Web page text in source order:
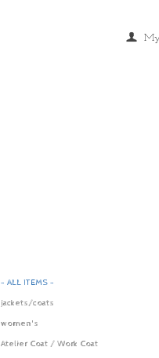
- ALL ITEMS -
jackets/coats
women's
Atelier Coat / Work Coat